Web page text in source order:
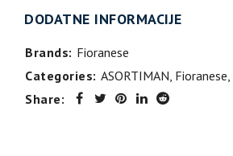
DODATNE INFORMACIJE
Brands: Fioranese
Categories: ASORTIMAN, Fioranese,
Share: